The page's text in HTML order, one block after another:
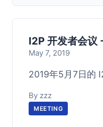
I2P 开发者会议
May 7, 2019
2019年5月7日的
By zzz
MEETING